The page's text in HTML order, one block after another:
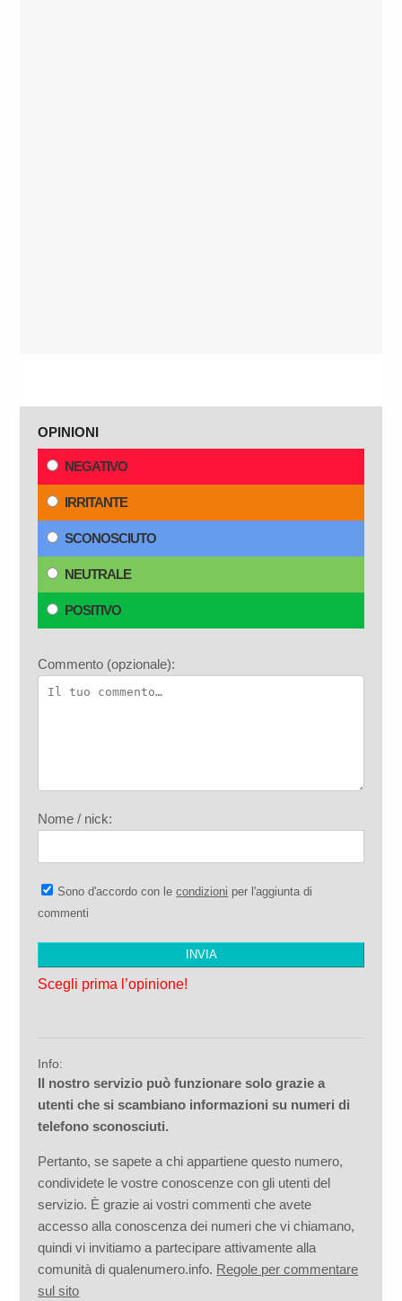
OPINIONI
NEGATIVO
IRRITANTE
SCONOSCIUTO
NEUTRALE
POSITIVO
Commento (opzionale):
Nome / nick:
Sono d'accordo con lecondizioni per l'aggiunta di
commenti
Scegli prima l’opinione!
Info:
Il nostro servizio può funzionare solo grazie a
utenti che si scambiano informazioni su numeri di
telefono sconosciuti.
Pertanto, se sapete a chi appartiene questo numero,
condividete le vostre conoscenze con gli utenti del
servizio. È grazie ai vostri commenti che avete
accesso alla conoscenza dei numeri che vi chiamano,
quindi vi invitiamo a partecipare attivamente alla
comunità di qualenumero.info. Regole per commentare
sul sito